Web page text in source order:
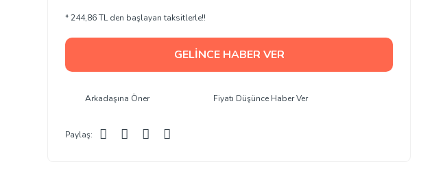
* 244,86 TL den başlayan taksitlerle!!
GELİNCE HABER VER
Arkadaşına Öner Fiyatı Düşünce Haber Ver
Paylaş: